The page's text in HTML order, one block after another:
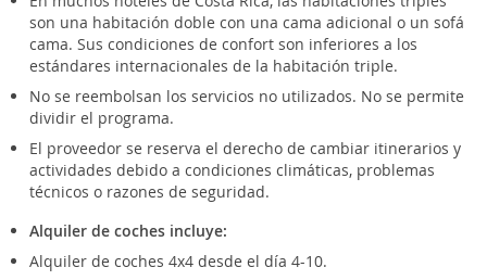
son una habitación doble con una cama adicional o un sofá
cama. Sus condiciones de confort son inferiores a los
estándares internacionales de la habitación triple.
No se reembolsan los servicios no utilizados. No se permite
dividir el programa.
El proveedor se reserva el derecho de cambiar itinerarios y
actividades debido a condiciones climáticas, problemas
técnicos o razones de seguridad.
Alquiler de coches incluye:
Alquiler de coches 4x4 desde el día 4-10.